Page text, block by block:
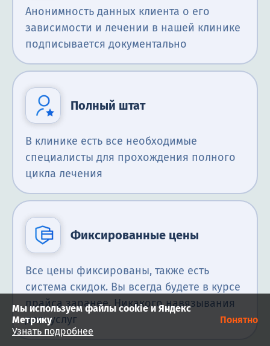
Анонимность данных клиента о его
зависимости и лечении в нашей клинике
подписывается документально
Полный штат
В клинике есть все необходимые
специалисты для прохождения полного
цикла лечения
Фиксированные цены
Все цены фиксированы, также есть
система скидок. Вы всегда будете в курсе
прайса заранее. Никакого навязывания
доп. услуг
Мы используем файлы cookie и Яндекс
Метрику
Узнать подробнее
Понятно